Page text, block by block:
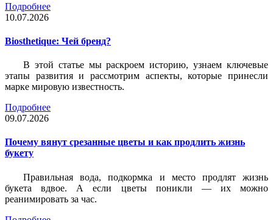
Подробнее
10.07.2026
Biosthetique: Чей бренд?
В этой статье мы раскроем историю, узнаем ключевые
этапы развития и рассмотрим аспекты, которые принесли
марке мировую известность.
Подробнее
09.07.2026
Почему вянут срезанные цветы и как продлить жизнь
букету
Правильная вода, подкормка и место продлят жизнь
букета вдвое. А если цветы поникли — их можно
реанимировать за час.